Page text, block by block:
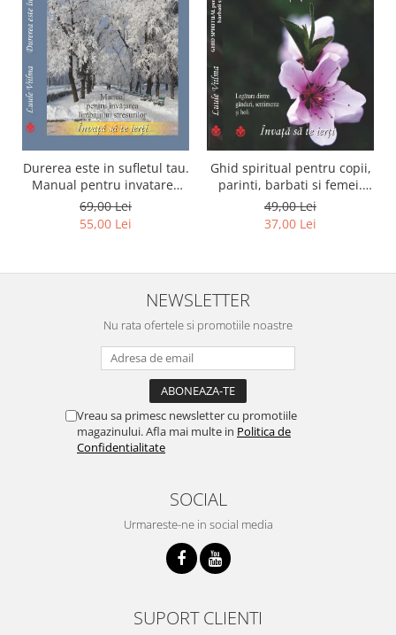
Durerea este in sufletul tau.
Manual pentru invatarea
limbajului stresurilor Seria
Invata sa te Ierti Luule
69,00 Lei
55,00 Lei
Ghid spiritual pentru copii,
parinti, barbati si femei.
Seria Invata sa te ierti.
Luule Viilma
49,00 Lei
37,00 Lei
NEWSLETTER
Nu rata ofertele si promotiile noastre
Vreau sa primesc newsletter cu promotiile
magazinului. Afla mai multe in Politica de
Confidentialitate
SOCIAL
Urmareste-ne in social media
SUPORT CLIENTI